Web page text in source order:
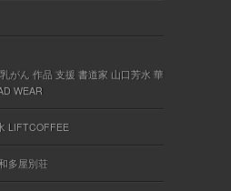
がん 作品 支援 書道家 山口芳水 華
WEAR
LIFTCOFFEE
多屋別荘